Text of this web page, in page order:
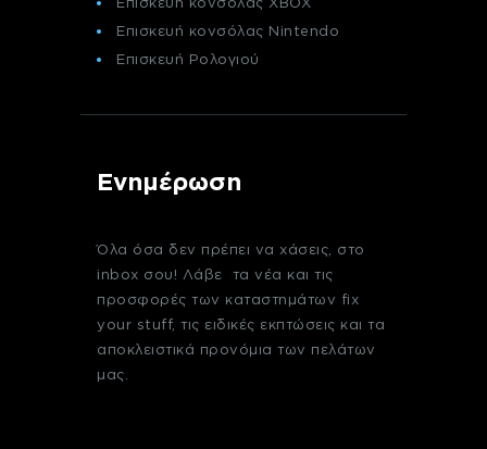
Επισκευή κονσόλας Nintendo
Επισκευή Ρολογιού
Ενημέρωση
Όλα όσα δεν πρέπει να χάσεις, στο
inbox σου! Λάβε τα νέα και τις
προσφορές των καταστημάτων fix
your stuff, τις ειδικές εκπτώσεις και τα
αποκλειστικά προνόμια των πελάτων
μας.